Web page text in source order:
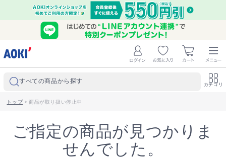
すべての商品から探す カテゴリ
トップ> 商品が取り扱い停止中
ご指定の商品が見つかりま
せんでした。